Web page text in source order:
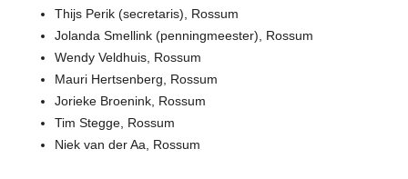
Thijs Perik (secretaris), Rossum
Jolanda Smellink (penningmeester), Rossum
Wendy Veldhuis, Rossum
Mauri Hertsenberg, Rossum
Jorieke Broenink, Rossum
Tim Stegge, Rossum
Niek van der Aa, Rossum